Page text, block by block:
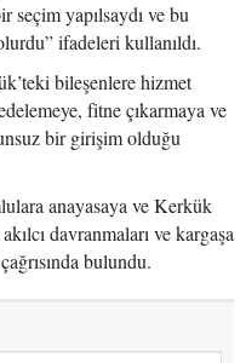
seçim yapılsaydı ve bu
ifadeleri kullanıldı.
bileşenlere hizmet
fitne çıkarmaya ve
bir girişim olduğu
anayasaya ve Kerkük
davranmaları ve kargaşa
bulundu.